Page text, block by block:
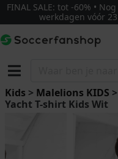
FINAL SALE: tot -60% •
werkdagen vóór
Kids > Malelions KIDS
Yacht T-shirt Kids Wit